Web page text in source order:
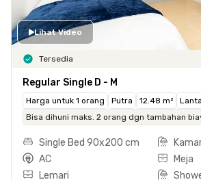
Lihat Video
Tersedia
Regular Single D - M
Harga untuk 1 orang Putra 12.48 m²
Bisa dihuni maks. 2 orang dgn tambahan
Single Bed 90x200 cm
AC
Meja
Lemari